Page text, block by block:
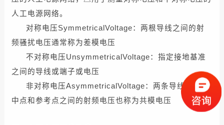
人工电源网络。
对称电压SymmetricalVoltage：两根导线之间的射
频骚扰电压通常称为差模电压
不对称电压UnsymmetricalVoltage：指定接地基准
之间的导线或端子或电压
非对称电压AsymmetricalVoltage：两条导线的电气
中点和参考点之间的射频电压也称为共模电压